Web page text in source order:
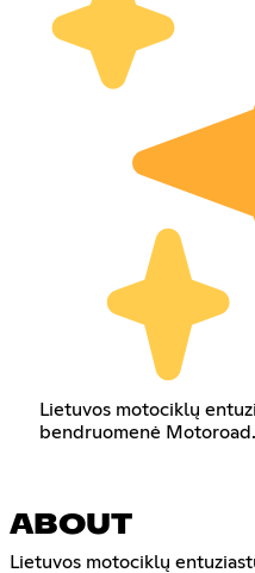
Lietuvos motociklų
bendruomenė
ABOUT
Lietuvos motociklų